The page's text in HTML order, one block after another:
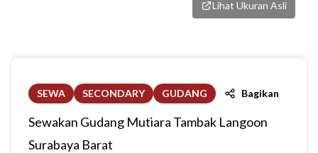
Lihat Ukuran Asli
SEWA SECONDARY GUDANG Bagikan
Sewakan Gudang Mutiara Tambak Langoon
Surabaya Barat